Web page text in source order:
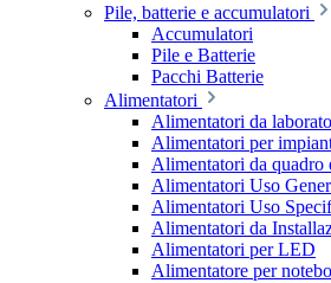
Pile, batterie e accumulatori
Accumulatori
Pile e Batterie
Pacchi Batterie
Alimentatori
Alimentatori da
Alimentatori per
Alimentatori da quadro
Alimentatori Uso
Alimentatori Uso
Alimentatori da
Alimentatori per LED
Alimentatore per